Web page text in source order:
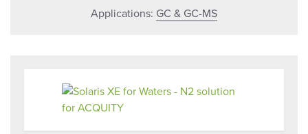
Applications: GC & GC-MS